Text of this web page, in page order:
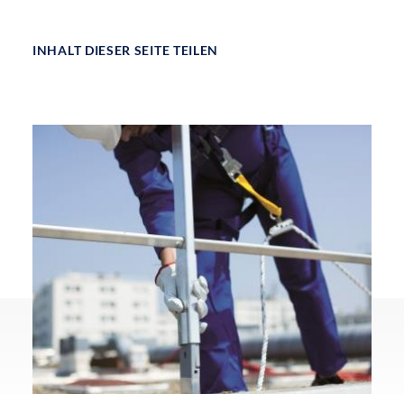
INHALT DIESER SEITE TEILEN